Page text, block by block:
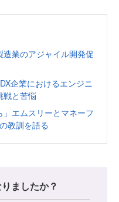
業のアジャイル開発促
企業におけるエンジニ
戦と苦悩
」エムスリーとマネーフ
教訓を語る
ましたか？